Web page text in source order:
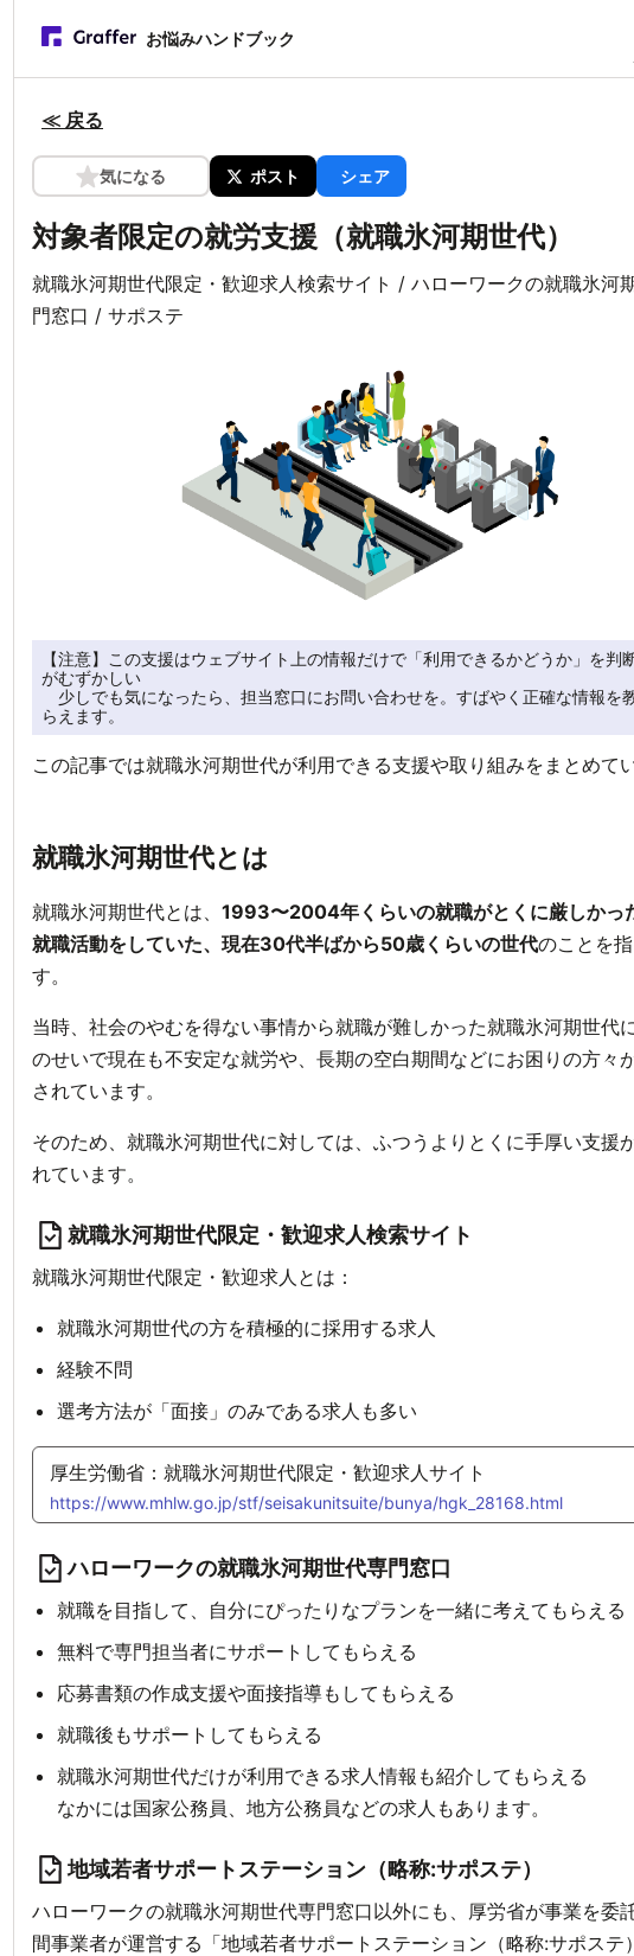
お悩みハンドブック
≪ 戻る
気になる ポスト シェア
対象者限定の就労支援（就職氷河期世代）
就職氷河期世代限定・歓迎求人検索サイト / ハローワークの就職氷河
門窓口 / サポステ
【注意】この支援はウェブサイト上の情報だけで「利用できるかどうか」を判
がむずかしい
少しでも気になったら、担当窓口にお問い合わせを。すばやく正確な情報を
らえます。
この記事では就職氷河期世代が利用できる支援や取り組みをまとめて
就職氷河期世代とは
就職氷河期世代とは、 1993〜2004年くらいの就職がとくに厳しかっ
就職活動をしていた、現在30代半ばから50歳くらいの世代のことを
す。
当時、社会のやむを得ない事情から就職が難しかった就職氷河期世代
のせいで現在も不安定な就労や、長期の空白期間などにお困りの方々
されています。
そのため、就職氷河期世代に対しては、ふつうよりとくに手厚い支援
れています。
就職氷河期世代限定・歓迎求人検索サイト
就職氷河期世代限定・歓迎求人とは：
就職氷河期世代の方を積極的に採用する求人
経験不問
選考方法が「面接」のみである求人も多い
厚生労働省：就職氷河期世代限定・歓迎求人サイト
https://www.mhlw.go.jp/stf/seisakunitsuite/bunya/hgk_28168.html
ハローワークの就職氷河期世代専門窓口
就職を目指して、自分にぴったりなプランを一緒に考えてもらえる
無料で専門担当者にサポートしてもらえる
応募書類の作成支援や面接指導もしてもらえる
就職後もサポートしてもらえる
就職氷河期世代だけが利用できる求人情報も紹介してもらえる
なかには国家公務員、地方公務員などの求人もあります。
地域若者サポートステーション（略称:サポステ）
ハローワークの就職氷河期世代専門窓口以外にも、厚労省が事業を委
間事業者が運営する「地域若者サポートステーション（略称:サポステ